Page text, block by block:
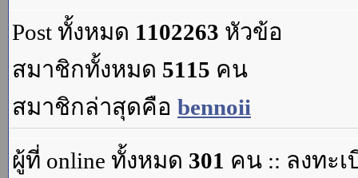
Post ทั้งหมด 1102263 หัวข้อ
สมาชิกทั้งหมด 5115 คน
สมาชิกล่าสุดคือ bennoii
ผู้ที่ online ทั้งหมด 301 คน :: ลงทะ